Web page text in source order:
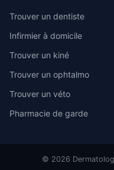
Trouver un dentiste
Infirmier à domicile
Trouver un kiné
Trouver un ophtalmo
Trouver un véto
Pharmacie de garde
© 2026